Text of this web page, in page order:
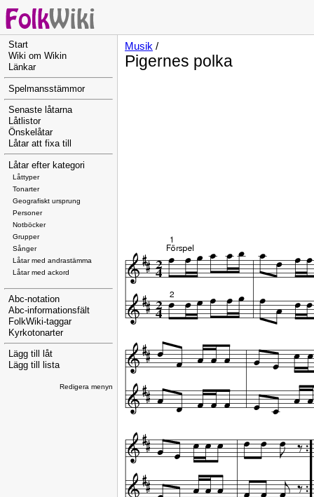
Start
Wiki om Wikin
Länkar
Spelmansstämmor
Senaste låtarna
Låtlistor
Önskelåtar
Låtar att fixa till
Låtar efter kategori
Låttyper
Tonarter
Geografiskt ursprung
Personer
Notböcker
Grupper
Sånger
Låtar med andrastämma
Låtar med ackord
Abc-notation
Abc-informationsfält
FolkWiki-taggar
Kyrkotonarter
Lägg till låt
Lägg till lista
Redigera menyn
Musik /
Pigernes polka